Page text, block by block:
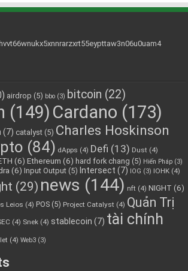
airdrop (5) bbo (3) bitcoin (22)
(149) Cardano (173)
(7) catalyst (5) Charles Hoskinson
(84) dApps (4) Defi (13) Dust (4)
(6) Ethereum (6) hard fork chang (5) Hiến Pháp (3)
(6) Input Output (5) Intersect (7) IOG (3) IOHK (4)
(29) news (144) nft (4) NIGHT (6)
Leios (4) POS (5) Project Catalyst (4) Quản Trị
(4) Snek (4) stablecoin (7) tài chính
(4) Web3 (3)